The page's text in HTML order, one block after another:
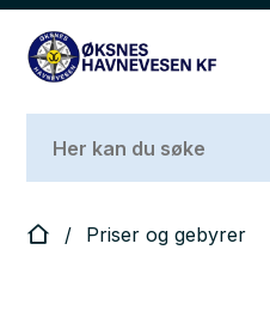
Du er her:Priser og gebyrer